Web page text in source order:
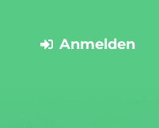
Anmelden